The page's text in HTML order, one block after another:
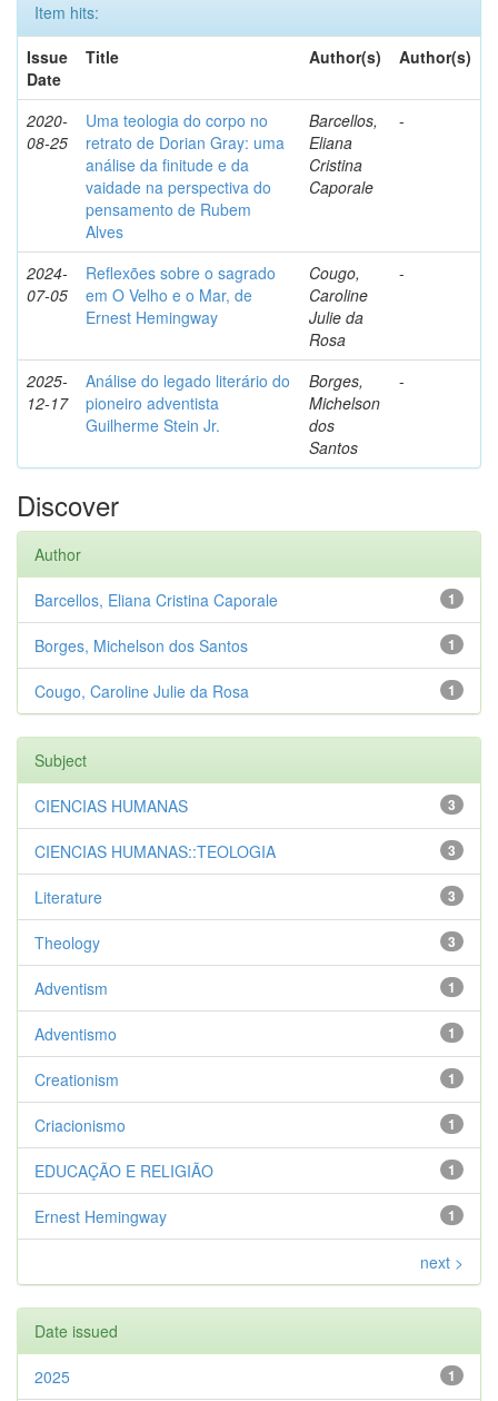
Item hits:
Issue
Date
Title Author(s) Author(s)
2020-
08-25
Uma teologia do corpo no
retrato de Dorian Gray: uma
análise da finitude e da
vaidade na perspectiva do
pensamento de Rubem
Alves
Barcellos,
Eliana
Cristina
Caporale
-
2024-
07-05
Reflexões sobre o sagrado
em O Velho e o Mar, de
Ernest Hemingway
Cougo,
Caroline
Julie da
Rosa
-
2025-
12-17
Análise do legado literário do
pioneiro adventista
Guilherme Stein Jr.
Borges,
Michelson
dos
Santos
-
Discover
Author
1
Barcellos, Eliana Cristina Caporale
1
Borges, Michelson dos Santos
1
Cougo, Caroline Julie da Rosa
Subject
3
CIENCIAS HUMANAS
3
CIENCIAS HUMANAS::TEOLOGIA
3
Literature
3
Theology
1
Adventism
1
Adventismo
1
Creationism
1
Criacionismo
1
EDUCAÇÃO E RELIGIÃO
1
Ernest Hemingway
next >
Date issued
1
2025